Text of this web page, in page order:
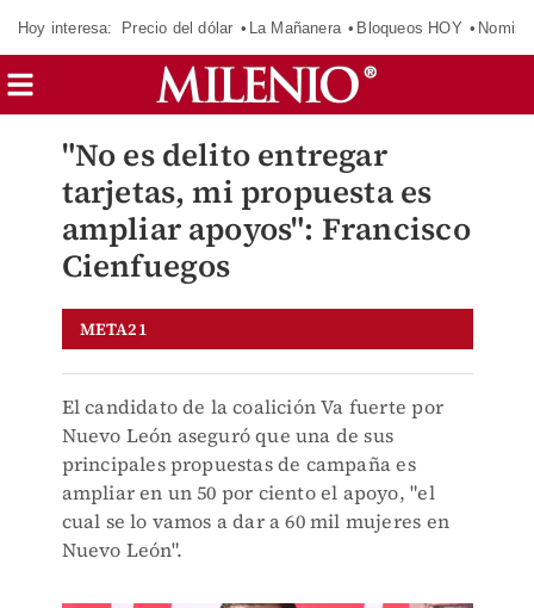
Hoy interesa: Precio del dólar La Mañanera Bloqueos HOY
"No es delito entregar
tarjetas, mi propuesta es
ampliar apoyos": Francisco
Cienfuegos
META21
El candidato de la coalición Va fuerte por
Nuevo León aseguró que una de sus
principales propuestas de campaña es
ampliar en un 50 por ciento el apoyo, "el
cual se lo vamos a dar a 60 mil mujeres en
Nuevo León".